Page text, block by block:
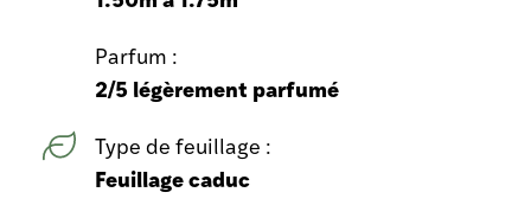
Parfum :
2/5 légèrement parfumé
Type de feuillage :
Feuillage caduc